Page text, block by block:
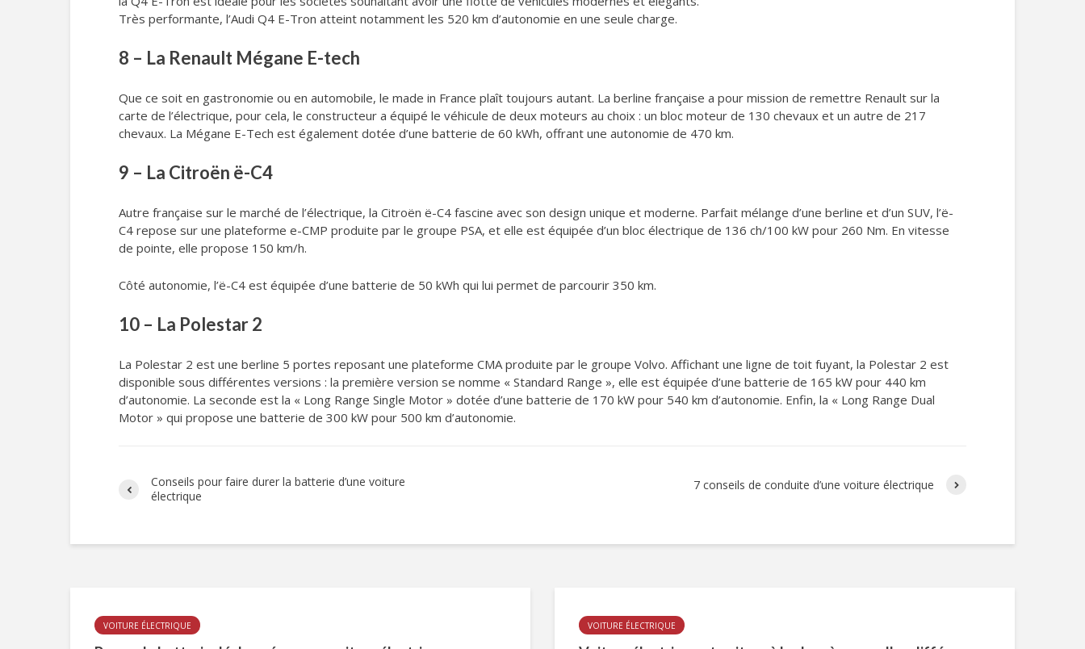
Très performante, l’Audi Q4 E-Tron atteint notamment les 520 km d’autonomie en une seule charge.
8 – La Renault Mégane E-tech
Que ce soit en gastronomie ou en automobile, le made in France plaît toujours autant. La berline française a pour mission de remettre Renault sur la
carte de l’électrique, pour cela, le constructeur a équipé le véhicule de deux moteurs au choix : un bloc moteur de 130 chevaux et un autre de 217
chevaux. La Mégane E-Tech est également dotée d’une batterie de 60 kWh, offrant une autonomie de 470 km.
9 – La Citroën ë-C4
Autre française sur le marché de l’électrique, la Citroën ë-C4 fascine avec son design unique et moderne. Parfait mélange d’une berline et d’un SUV, l’ë-
C4 repose sur une plateforme e-CMP produite par le groupe PSA, et elle est équipée d’un bloc électrique de 136 ch/100 kW pour 260 Nm. En vitesse
de pointe, elle propose 150 km/h.
Côté autonomie, l’ë-C4 est équipée d’une batterie de 50 kWh qui lui permet de parcourir 350 km.
10 – La Polestar 2
La Polestar 2 est une berline 5 portes reposant une plateforme CMA produite par le groupe Volvo. Affichant une ligne de toit fuyant, la Polestar 2 est
disponible sous différentes versions : la première version se nomme « Standard Range », elle est équipée d’une batterie de 165 kW pour 440 km
d’autonomie. La seconde est la « Long Range Single Motor » dotée d’une batterie de 170 kW pour 540 km d’autonomie. Enfin, la « Long Range Dual
Motor » qui propose une batterie de 300 kW pour 500 km d’autonomie.
Conseils pour faire durer la batterie d’une voiture
électrique
7 conseils de conduite d’une voiture électrique
VOITURE ÉLECTRIQUE VOITURE ÉLECTRIQUE